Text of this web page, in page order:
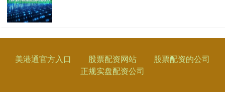
美港通官方入口 股票配资网站
股票配资的公司
正规实盘配资公司